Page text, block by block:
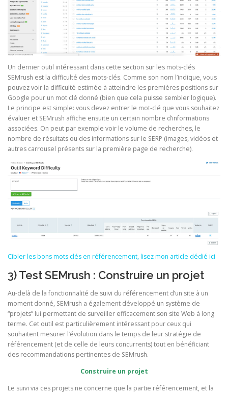
Un dernier outil intéressant dans cette section sur les mots-clés
SEMrush est la difficulté des mots-clés. Comme son nom l’indique, vous
pouvez voir la difficulté estimée à atteindre les premières positions sur
Google pour un mot clé donné (bien que cela puisse sembler logique).
Le principe est simple: vous devez entrer le mot-clé que vous souhaitez
évaluer et SEMrush affiche ensuite un certain nombre d’informations
associées. On peut par exemple voir le volume de recherches, le
nombre de résultats ou des informations sur le SERP (images, vidéos et
autres carrousel présents sur la première page de recherche).
Cibler les bons mots clés en référencement, lisez mon article dédié ici
3) Test SEMrush : Construire un projet
Au-delà de la fonctionnalité de suivi du référencement d’un site à un
moment donné, SEMrush a également développé un système de
“projets” lui permettant de surveiller efficacement son site Web à long
terme. Cet outil est particulièrement intéressant pour ceux qui
souhaitent mesurer l’évolution dans le temps de leur stratégie de
référencement (et de celle de leurs concurrents) tout en bénéficiant
des recommandations pertinentes de SEMrush.
Construire un projet
Le suivi via ces projets ne concerne que la partie référencement, et la